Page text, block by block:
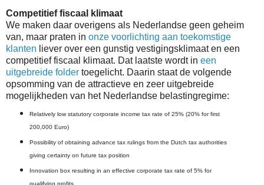
Competitief fiscaal klimaat
We maken daar overigens als Nederlandse geen geheim
van, maar praten in onze voorlichting aan toekomstige
klanten liever over een gunstig vestigingsklimaat en een
competitief fiscaal klimaat. Dat laatste wordt in een
uitgebreide folder toegelicht. Daarin staat de volgende
opsomming van de attractieve en zeer uitgebreide
mogelijkheden van het Nederlandse belastingregime:
Relatively low statutory corporate income tax rate of 25% (20% for first
200,000 Euro)
Possibility of obtaining advance tax rulings from the Dutch tax authorities
giving certainty on future tax position
Innovation box resulting in an effective corporate tax rate of 5% for
qualifying profits